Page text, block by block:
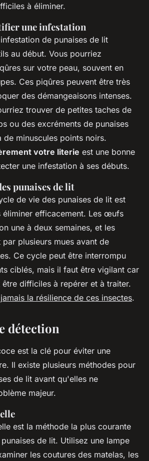
à éliminer.
une infestation
de punaises de lit
au début. Vous pourriez
sur votre peau, souvent en
Ces piqûres peuvent être très
des démangeaisons intenses.
trouver de petites taches de
ou des excréments de punaises
de minuscules points noirs.
votre literie est une bonne
une infestation à ses débuts.
punaises de lit
de vie des punaises de lit est
éliminer efficacement. Les œufs
une à deux semaines, et les
par plusieurs mues avant de
Ce cycle peut être interrompu
ciblés, mais il faut être vigilant car
difficiles à repérer et à traiter.
la résilience de ces insectes.
détection
est la clé pour éviter une
Il existe plusieurs méthodes pour
de lit avant qu'elles ne
majeur.
est la méthode la plus courante
de lit. Utilisez une lampe
les coutures des matelas, les